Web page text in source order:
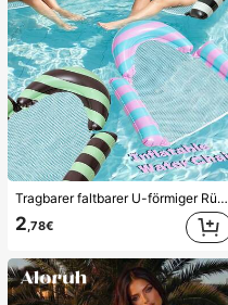
Tragbarer faltbarer U-förmiger Rückenlehnen-Wasserschwimmer, Farbblock-gestreifter Cut Out Mesh-aufblasbarer schwimmender Stuhl, Outdoor-Strand-Heißwasser-Wasserspiel-Schwimmmatte
2,78€